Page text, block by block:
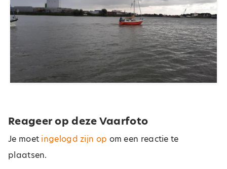
Reageer op deze Vaarfoto
Je moet ingelogd zijn op om een reactie te
plaatsen.